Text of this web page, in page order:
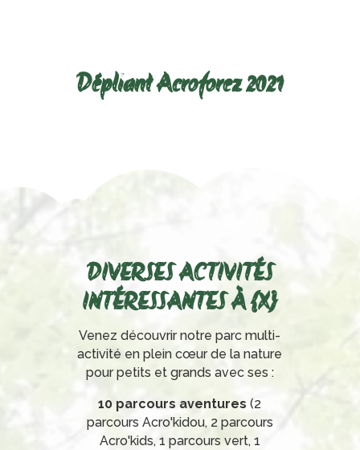
Dépliant Acroforez 2021
DIVERSES ACTIVITÉS
INTÉRESSANTES À {X}
Venez découvrir notre parc multi-
activité en plein cœur de la nature
pour petits et grands avec ses :
10 parcours aventures(2
parcours Acro'kidou, 2 parcours
Acro'kids, 1 parcours vert, 1